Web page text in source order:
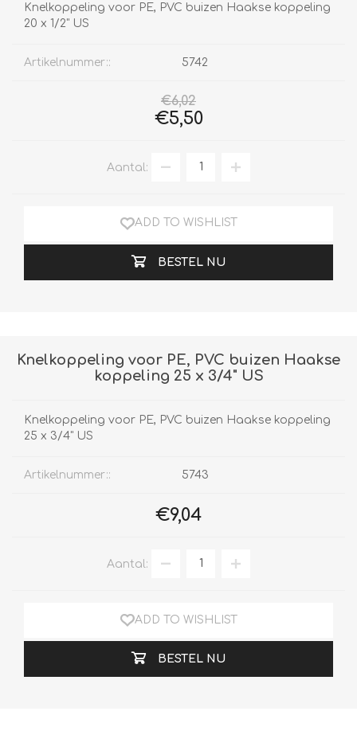
Knelkoppeling voor PE, PVC buizen Haakse koppeling
20 x 1/2" US
Artikelnummer:: 5742
€6,02
€5,50
Aantal:
ADD TO WISHLIST
BESTEL NU
Knelkoppeling voor PE, PVC buizen Haakse
koppeling 25 x 3/4" US
Knelkoppeling voor PE, PVC buizen Haakse koppeling
25 x 3/4" US
Artikelnummer:: 5743
€9,04
Aantal:
ADD TO WISHLIST
BESTEL NU